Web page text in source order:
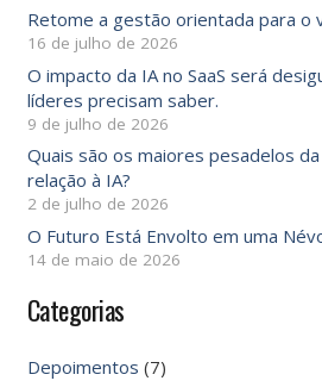
Retome a gestão orientada para o
16 de julho de 2026
O impacto da IA ​​no SaaS será
líderes precisam saber.
9 de julho de 2026
Quais são os maiores pesadelos
relação à IA?
2 de julho de 2026
O Futuro Está Envolto em uma
14 de maio de 2026
Categorias
Depoimentos (7)